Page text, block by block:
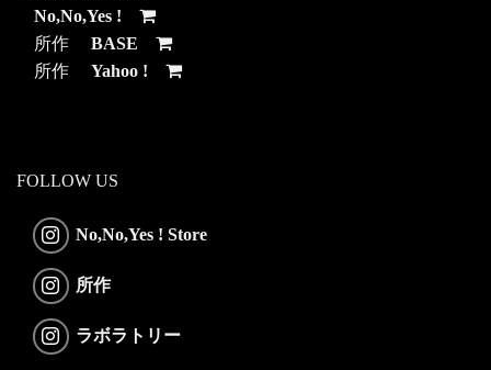
No,No,Yes !
所作 BASE
所作 Yahoo !
FOLLOW US
No,No,Yes ! Store
所作
ラボラトリー